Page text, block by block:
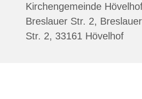
Kirchengemeinde
Breslauer Str. 2, Breslauer
Str. 2, 33161 Hövelhof